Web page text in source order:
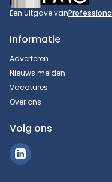
Een uitgave van
Informatie
Adverteren
Nieuws melden
Vacatures
Over ons
Volg ons